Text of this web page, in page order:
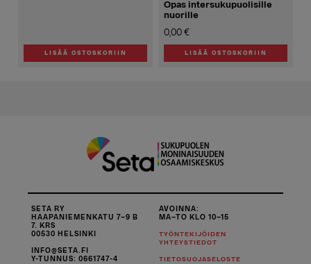
LISÄÄ OSTOSKORIIN
Opas intersukupuolisille
nuorille
0,00€
LISÄÄ OSTOSKORIIN
SETA RY
HAAPANIEMENKATU 7–9 B
7. KRS
00530 HELSINKI
INFO@SETA.FI
Y-TUNNUS: 0661747-4
AVOINNA:
MA–TO KLO 10–15
TYÖNTEKIJÖIDEN
YHTEYSTIEDOT
TIETOSUOJASELOSTE